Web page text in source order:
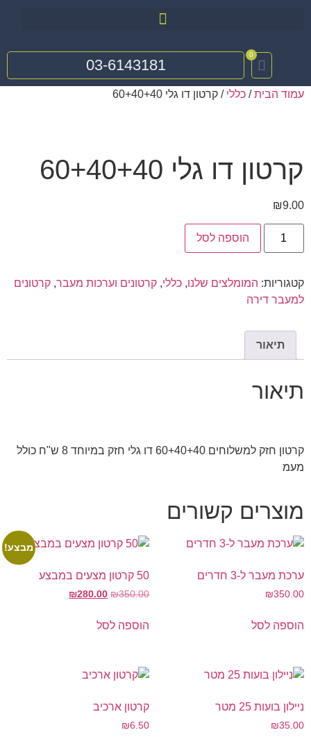
0
03-6143181
עמוד הבית/ כללי / קרטון דו גלי 60+40+40
קרטון דו גלי 60+40+40
₪9.00
הוספה לסל
קטגוריות: המומלצים שלנו, כללי, קרטונים וערכות מעבר, קרטונים
למעבר דירה
תיאור
תיאור
קרטון חזק למשלוחים 60+40+40 דו גלי חזק במיוחד 8 ש"ח כולל
מעמ
מוצרים קשורים
ערכת מעבר ל-3 חדרים
₪350.00
הוספה לסל
מבצע!
50 קרטון מצעים במבצע
₪350.00
₪280.00
הוספה לסל
ניילון בועות 25 מטר
₪35.00
קרטון ארכיב
₪6.50